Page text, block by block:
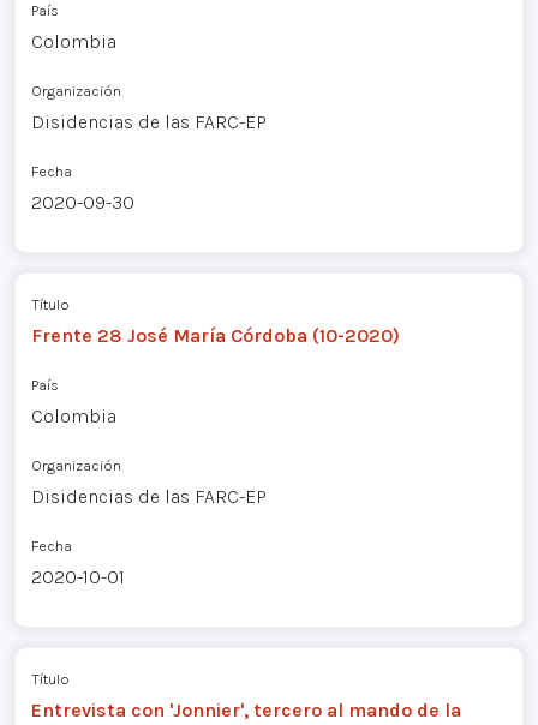
País
Colombia
Organización
Disidencias de las FARC-EP
Fecha
2020-09-30
Título
Frente 28 José María Córdoba (10-2020)
País
Colombia
Organización
Disidencias de las FARC-EP
Fecha
2020-10-01
Título
Entrevista con 'Jonnier', tercero al mando de la